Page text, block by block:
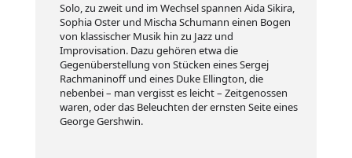
Solo, zu zweit und im Wechsel spannen Aida Sikira,
Sophia Oster und Mischa Schumann einen Bogen
von klassischer Musik hin zu Jazz und
Improvisation. Dazu gehören etwa die
Gegenüberstellung von Stücken eines Sergej
Rachmaninoff und eines Duke Ellington, die
nebenbei – man vergisst es leicht – Zeitgenossen
waren, oder das Beleuchten der ernsten Seite eines
George Gershwin.